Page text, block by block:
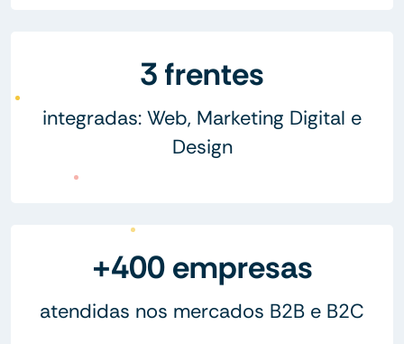
3 frentes
integradas: Web, Marketing Digital e
Design
+400 empresas
atendidas nos mercados B2B e B2C